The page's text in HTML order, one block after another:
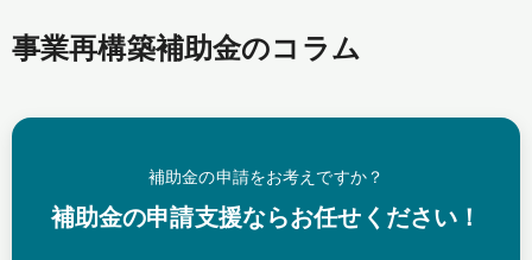
事業再構築補助金のコラム
補助金の申請をお考えですか？
補助金の申請支援ならお任せください！